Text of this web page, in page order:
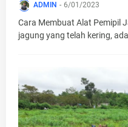
ADMIN - 6/01/2023
Cara Membuat Alat Pemipil
jagung yang telah kering,